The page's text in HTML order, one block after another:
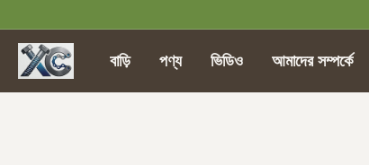
বাড়ি পণ্য ভিডিও আমাদের সম্পর্কে